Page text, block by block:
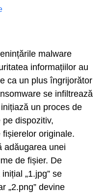
malware
informațiilor au
ca un plus îngrijorător
se infiltrează
un proces de
dispozitiv,
originale.
adăugarea unei
de fișier. De
„1.jpg” se
„2.png” devine